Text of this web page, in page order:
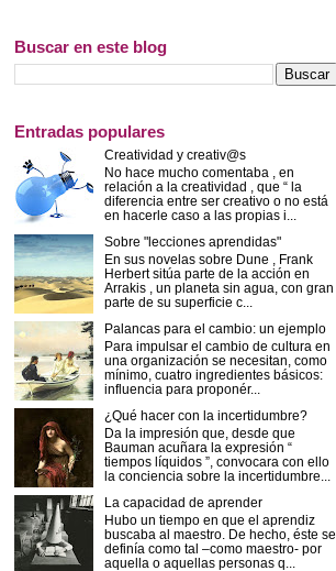
Buscar en este blog
Entradas populares
Creatividad y creativ@s
No hace mucho comentaba , en
relación a la creatividad , que “ la
diferencia entre ser creativo o no está
en hacerle caso a las propias i...
Sobre "lecciones aprendidas"
En sus novelas sobre Dune , Frank
Herbert sitúa parte de la acción en
Arrakis , un planeta sin agua, con gran
parte de su superficie c...
Palancas para el cambio: un ejemplo
Para impulsar el cambio de cultura en
una organización se necesitan, como
mínimo, cuatro ingredientes básicos:
influencia para proponér...
¿Qué hacer con la incertidumbre?
Da la impresión que, desde que
Bauman acuñara la expresión “
tiempos líquidos ”, convocara con ello
la conciencia sobre la incertidumbre...
La capacidad de aprender
Hubo un tiempo en que el aprendiz
buscaba al maestro. De hecho, éste se
definía como tal –como maestro- por
aquella o aquellas personas q...